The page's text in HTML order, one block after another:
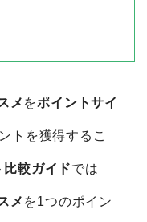
メ をポイントサイ
トを獲得するこ
較ガイドでは
メ を1つのポイン